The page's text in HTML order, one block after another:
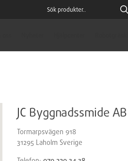
JC Byggnadssmide AB
Tormarpsvägen 918
31295 Laholm Sverige